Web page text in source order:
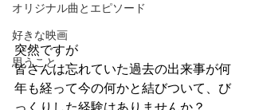
オリジナル曲とエピソード
好きな映画
思うこと
突然ですが
皆さんは忘れていた過去の出来事が何
年も経って今の何かと結びついて、び
っくりした経験はありませんか？